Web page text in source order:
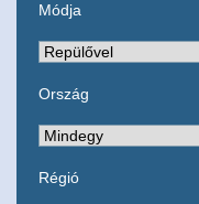
Módja
Ország
Régió